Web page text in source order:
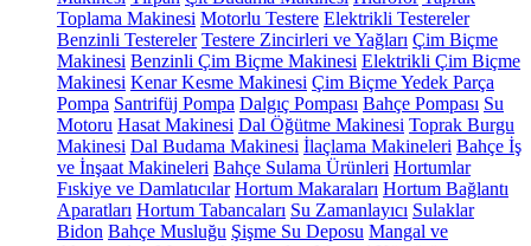
Toplama Makinesi Motorlu Testere Elektrikli Testereler
Benzinli Testereler Testere Zincirleri ve Yağları Çim Biçme
Makinesi Benzinli Çim Biçme Makinesi Elektrikli Çim Biçme
Makinesi Kenar Kesme Makinesi Çim Biçme Yedek Parça
Pompa Santrifüj Pompa Dalgıç Pompası Bahçe Pompası Su
Motoru Hasat Makinesi Dal Öğütme Makinesi Toprak Burgu
Makinesi Dal Budama Makinesi İlaçlama Makineleri Bahçe İş
ve İnşaat Makineleri Bahçe Sulama Ürünleri Hortumlar
Fıskiye ve Damlatıcılar Hortum Makaraları Hortum Bağlantı
Aparatları Hortum Tabancaları Su Zamanlayıcı Sulaklar
Bidon Bahçe Musluğu Şişme Su Deposu Mangal ve